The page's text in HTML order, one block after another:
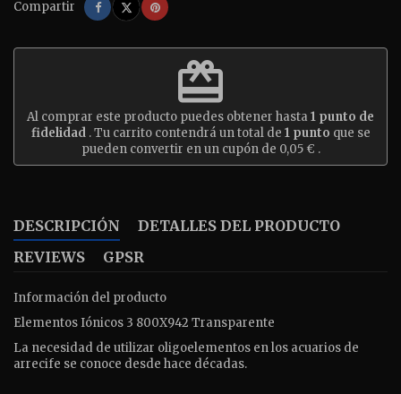
Compartir Compartir
TuitearPinterest
redeem
Al comprar este producto puedes obtener hasta1 punto de
fidelidad. Tu carrito contendrá un total de 1punto que se
pueden convertir en un cupón de 0,05 € .
DESCRIPCIÓN
DETALLES DEL PRODUCTO
REVIEWS
GPSR
Información del producto
Elementos Iónicos 3 800X942 Transparente
La necesidad de utilizar oligoelementos en los acuarios de
arrecife se conoce desde hace décadas.